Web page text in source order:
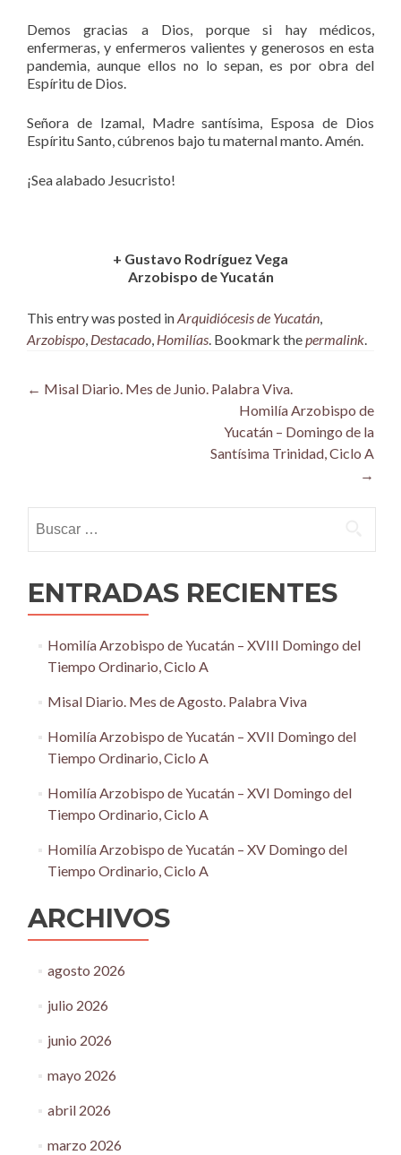
Demos gracias a Dios, porque si hay médicos,
enfermeras, y enfermeros valientes y generosos en esta
pandemia, aunque ellos no lo sepan, es por obra del
Espíritu de Dios.
Señora de Izamal, Madre santísima, Esposa de Dios
Espíritu Santo, cúbrenos bajo tu maternal manto. Amén.
¡Sea alabado Jesucristo!
+ Gustavo Rodríguez Vega
Arzobispo de Yucatán
This entry was posted inArquidiócesis de Yucatán,
Arzobispo, Destacado, Homilías. Bookmark thepermalink.
Post
← Misal Diario. Mes de Junio. Palabra Viva.
Homilía Arzobispo de
Yucatán – Domingo de la
Santísima Trinidad, Ciclo A
→
ENTRADAS RECIENTES
Homilía Arzobispo de Yucatán – XVIII Domingo del
Tiempo Ordinario, Ciclo A
Misal Diario. Mes de Agosto. Palabra Viva
Homilía Arzobispo de Yucatán – XVII Domingo del
Tiempo Ordinario, Ciclo A
Homilía Arzobispo de Yucatán – XVI Domingo del
Tiempo Ordinario, Ciclo A
Homilía Arzobispo de Yucatán – XV Domingo del
Tiempo Ordinario, Ciclo A
ARCHIVOS
agosto 2026
julio 2026
junio 2026
mayo 2026
abril 2026
marzo 2026